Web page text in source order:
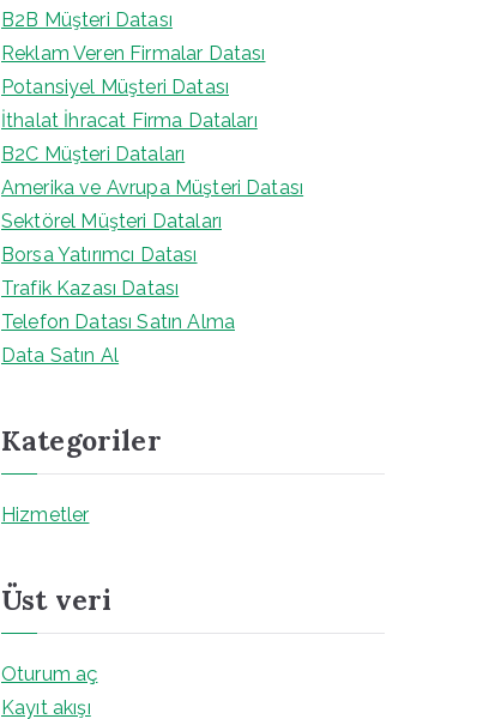
B2B Müşteri Datası
Reklam Veren Firmalar Datası
Potansiyel Müşteri Datası
İthalat İhracat Firma Dataları
B2C Müşteri Dataları
Amerika ve Avrupa Müşteri Datası
Sektörel Müşteri Dataları
Borsa Yatırımcı Datası
Trafik Kazası Datası
Telefon Datası Satın Alma
Data Satın Al
Kategoriler
Hizmetler
Üst veri
Oturum aç
Kayıt akışı